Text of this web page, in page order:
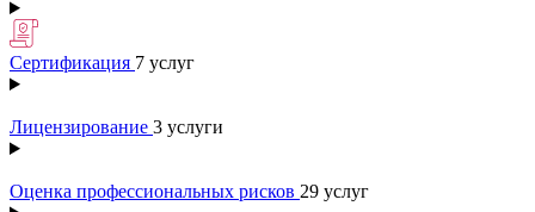
Сертификация 7 услуг
Лицензирование 3 услуги
Оценка профессиональных рисков 29 услуг